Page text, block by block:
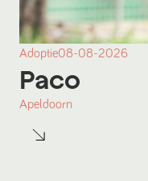
Adoptie08-08-2026
Paco
Apeldoorn